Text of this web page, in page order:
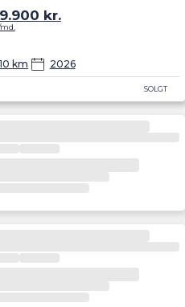
SOLGT
10 km 2026
kr.